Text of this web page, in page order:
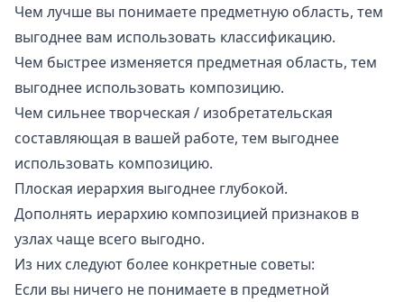
Чем лучше вы понимаете предметную область, тем
выгоднее вам использовать классификацию.
Чем быстрее изменяется предметная область, тем
выгоднее использовать композицию.
Чем сильнее творческая / изобретательская
составляющая в вашей работе, тем выгоднее
использовать композицию.
Плоская иерархия выгоднее глубокой.
Дополнять иерархию композицией признаков в
узлах чаще всего выгодно.
Из них следуют более конкретные советы:
Если вы ничего не понимаете в предметной